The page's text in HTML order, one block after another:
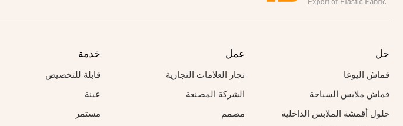
حل
قماش اليوغا
قماش ملابس السباحة
حلول أقمشة الملابس الداخلية
عمل
تجار العلامات التجارية
الشركة المصنعة
مصمم
خدمة
قابلة للتخصيص
عينة
مستمر